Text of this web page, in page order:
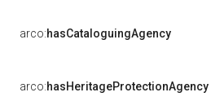
arco:hasCataloguingAgency
arco:hasHeritageProtectionAgency